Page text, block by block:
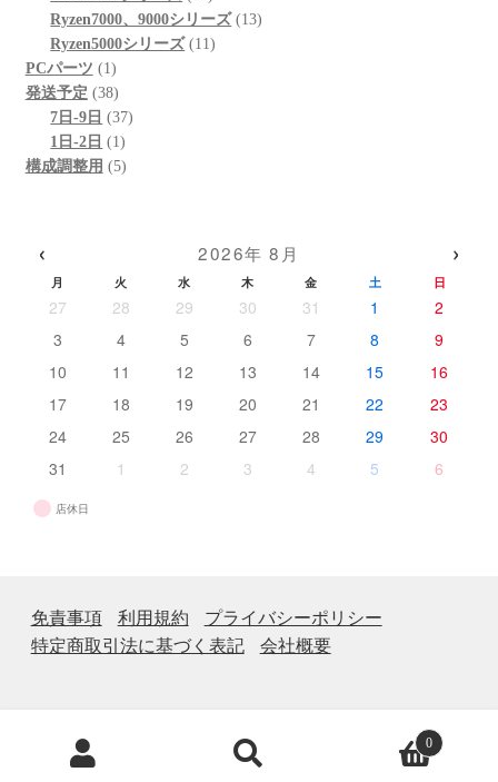
品
の
商
品
個
の
Ryzen7000、9000シリーズ 1313
Ryzen5000シリーズ 1111
PCパーツ 1 1
個
の
商
品
発送予定 3838
個
の
商
7日-9日 3737
1日-2日 11
個
構成調整用 55
‹ 2026年 8月 ›
月 火 水 木 金 土 日
27 28 29 30 31 1
2
3
4 5 6 7 8
9
10
11 12 13 14 15
16
17
18 19 20 21 22
23
24
25 26 27 28 29
30
31
1 2 3 4 5 6
店休日
免責事項 利用規約
プライバシーポリシー
特定商取引法に基づく表記
会社概要
0